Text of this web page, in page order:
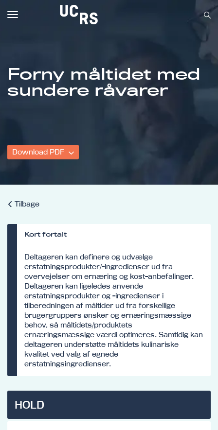
Forny måltidet med
sundere råvarer
Download PDF
Tilbage
Kort fortalt
Deltageren kan definere og udvælge
erstatningsprodukter/-ingredienser ud fra
overvejelser om ernæring og kost-anbefalinger.
Deltageren kan ligeledes anvende
erstatningsprodukter og -ingredienser i
tilberedningen af måltider ud fra forskellige
brugergruppers ønsker og ernæringsmæssige
behov, så måltidets/produktets
ernæringsmæssige værdi optimeres. Samtidig kan
deltageren understøtte måltidets kulinariske
kvalitet ved valg af egnede
erstatningsingredienser.
HOLD